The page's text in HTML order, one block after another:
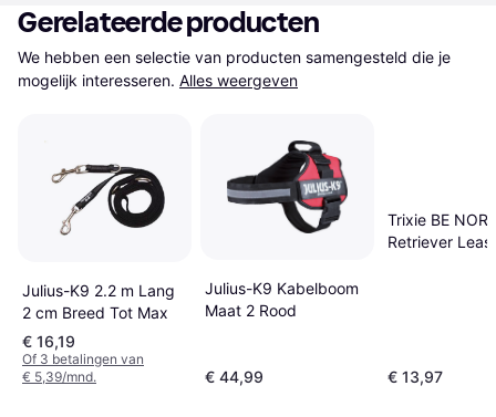
Gerelateerde producten
We hebben een selectie van producten samengesteld die je
mogelijk interesseren. Alles weergeven
Julius-K9 2.2 m Lang
2 cm Breed Tot Max
€ 16,19
Of 3 betalingen van
€ 5,39/mnd.
Julius-K9 Kabelboom
Maat 2 Rood
€ 44,99
Trixie BE
Retriever
€ 13,97